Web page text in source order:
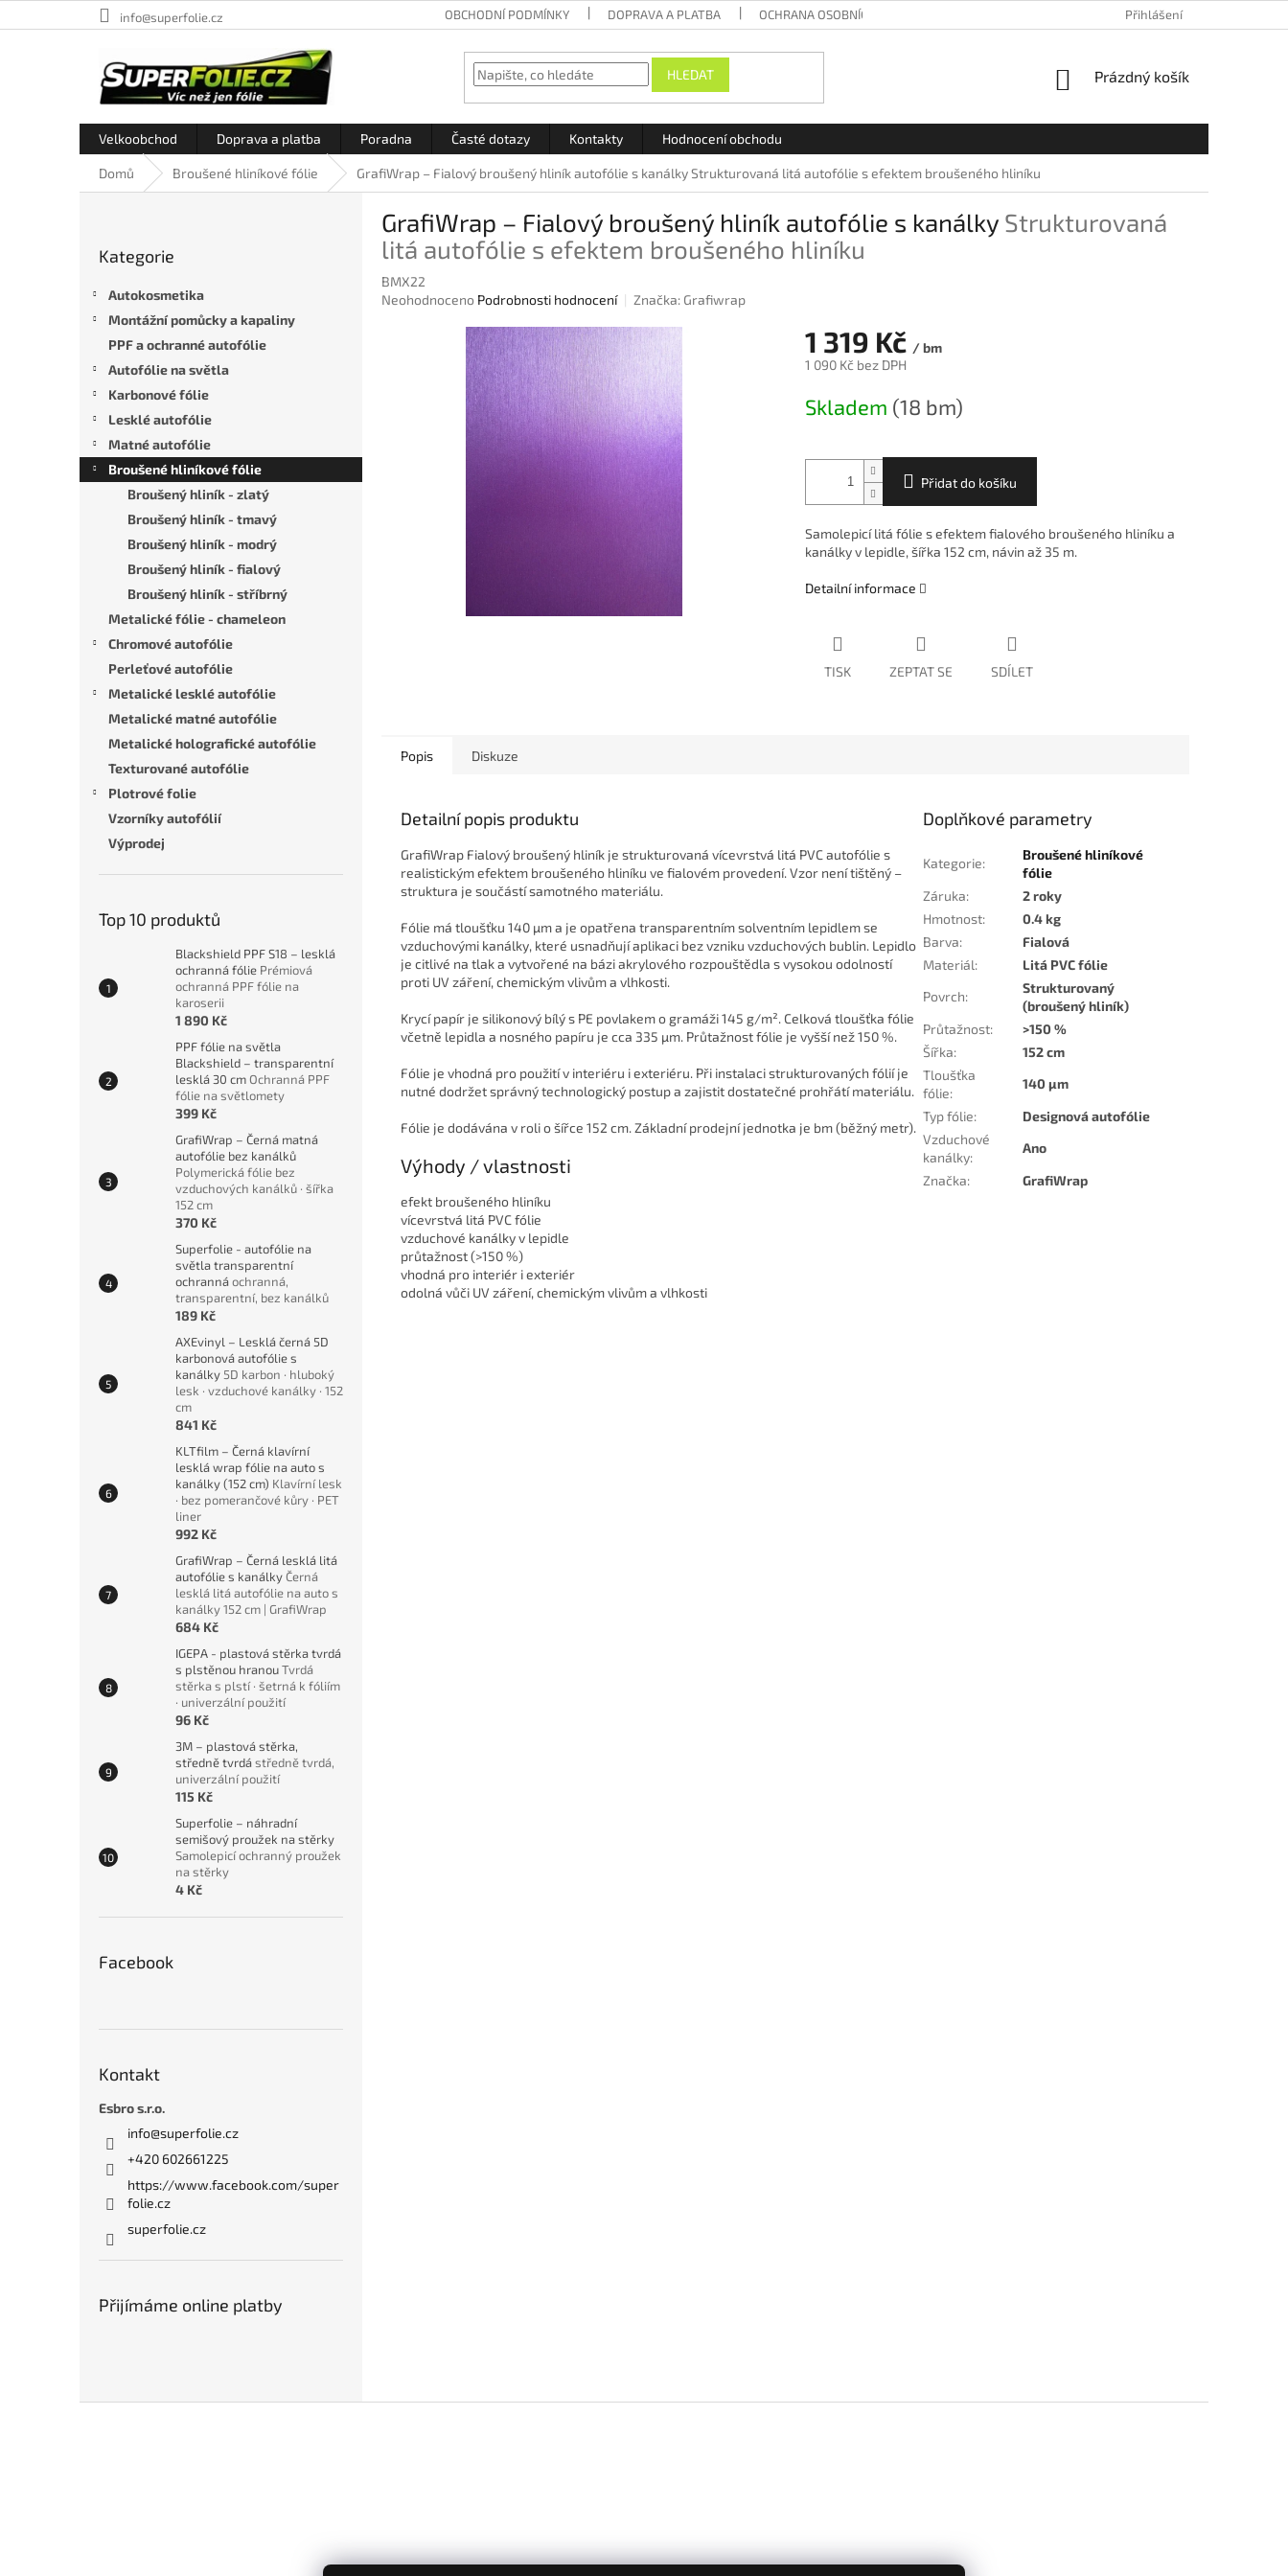
na
info@superfolie.cz OBCHODNÍ PODMÍNKY DOPRAVA A PLATBA OCHRANA OSOBNÍCH ÚDAJŮ Přihlášení
HLEDAT
NÁKUPNÍ
Prázdný košík
Velkoobchod Doprava a platba Poradna Časté dotazy Kontakty Hodnocení obchodu
Domů Broušené hliníkové fólie GrafiWrap – Fialový broušený hliník autofólie s kanálkyStrukturovaná litá autofólie s efektem broušeného hliníku
e
l
kategorie
Kategorie
Autokosmetika
Montážní pomůcky a kapaliny
PPF a ochranné autofólie
Autofólie na světla
Karbonové fólie
Lesklé autofólie
Matné autofólie
Broušené hliníkové fólie
Broušený hliník - zlatý
Broušený hliník - tmavý
Broušený hliník - modrý
Broušený hliník - fialový
Broušený hliník - stříbrný
Metalické fólie - chameleon
Chromové autofólie
Perleťové autofólie
Metalické lesklé autofólie
Metalické matné autofólie
Metalické holografické autofólie
Texturované autofólie
Plotrové folie
Vzorníky autofólií
Výprodej
Top 10 produktů
Blackshield PPF S18 – lesklá
ochranná fólie Prémiová
ochranná PPF fólie na
karoserii
1 890 Kč
PPF fólie na světla
Blackshield – transparentní
lesklá 30 cmOchranná PPF
fólie na světlomety
399 Kč
GrafiWrap – Černá matná
autofólie bez kanálků
Polymerická fólie bez
vzduchových kanálků · šířka
152 cm
370 Kč
Superfolie - autofólie na
světla transparentní
ochrannáochranná,
transparentní, bez kanálků
189 Kč
AXEvinyl – Lesklá černá 5D
karbonová autofólie s
kanálky 5D karbon · hluboký
lesk · vzduchové kanálky · 152
cm
841 Kč
KLTfilm – Černá klavírní
lesklá wrap fólie na auto s
kanálky (152 cm) Klavírní lesk
· bez pomerančové kůry · PET
liner
992 Kč
GrafiWrap – Černá lesklá litá
autofólie s kanálkyČerná
lesklá litá autofólie na auto s
kanálky 152 cm | GrafiWrap
684 Kč
IGEPA - plastová stěrka tvrdá
s plstěnou hranouTvrdá
stěrka s plstí · šetrná k fóliím
· univerzální použití
96 Kč
3M – plastová stěrka,
středně tvrdástředně tvrdá,
univerzální použití
115 Kč
Superfolie – náhradní
semišový proužek na stěrky
Samolepicí ochranný proužek
na stěrky
4 Kč
Facebook
Kontakt
Esbro s.r.o.
info@superfolie.cz
+420 602661225
https://www.facebook.com/super
folie.cz
superfolie.cz
Přijímáme online platby
GrafiWrap – Fialový broušený hliník autofólie s kanálky Strukturovaná
litá autofólie s efektem broušeného hliníku
BMX22
Průměrné
Neohodnoceno Podrobnosti hodnocení Značka: Grafiwrap
1 319 Kč / bm
1 090 Kč bez DPH
cena:
Skladem (18 bm)
Přidat do košíku
Samolepicí litá fólie s efektem fialového broušeného hliníku a
kanálky v lepidle, šířka 152 cm, návin až 35 m.
Detailní informace
TISK ZEPTAT SE SDÍLET
Popis Diskuze
Detailní popis produktu
GrafiWrap Fialový broušený hliník je strukturovaná vícevrstvá litá PVC autofólie s
realistickým efektem broušeného hliníku ve fialovém provedení. Vzor není tištěný –
struktura je součástí samotného materiálu.
Fólie má tloušťku 140 µm a je opatřena transparentním solventním lepidlem se
vzduchovými kanálky, které usnadňují aplikaci bez vzniku vzduchových bublin. Lepidlo
je citlivé na tlak a vytvořené na bázi akrylového rozpouštědla s vysokou odolností
proti UV záření, chemickým vlivům a vlhkosti.
Krycí papír je silikonový bílý s PE povlakem o gramáži 145 g/m². Celková tloušťka fólie
včetně lepidla a nosného papíru je cca 335 µm. Průtažnost fólie je vyšší než 150 %.
Fólie je vhodná pro použití v interiéru i exteriéru. Při instalaci strukturovaných fólií je
nutné dodržet správný technologický postup a zajistit dostatečné prohřátí materiálu.
Fólie je dodávána v roli o šířce 152 cm. Základní prodejní jednotka je bm (běžný metr).
Výhody / vlastnosti
efekt broušeného hliníku
vícevrstvá litá PVC fólie
vzduchové kanálky v lepidle
průtažnost (>150 %)
vhodná pro interiér i exteriér
odolná vůči UV záření, chemickým vlivům a vlhkosti
Doplňkové parametry
Kategorie:
Broušené hliníkové
fólie
Záruka:
2 roky
Hmotnost:
0.4 kg
Barva:
Fialová
Materiál:
Litá PVC fólie
Povrch:
Strukturovaný
(broušený hliník)
Průtažnost:
>150 %
Šířka:
152 cm
Tloušťka
fólie:
140 µm
Typ fólie:
Designová autofólie
Vzduchové
kanálky:
Ano
Značka: GrafiWrap